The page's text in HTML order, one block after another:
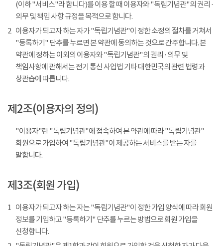
(이하 "서비스"라 합니다)를 이용 할 때 이용자와 "독립기념관"의 권리 ·
의무 및 책임 사항 규정을 목적으로 합니다.
2 이용자가 되고자 하는 자가 "독립기념관"이 정한 소정의 절차를 거쳐서
"등록하기" 단추를 누르면 본 약관에 동의하는 것으로 간주합니다. 본
약관에 정하는 이외의 이용자와 "독립기념관"의 권리 · 의무 및
책임사항에 관해서는 전기 통신 사업법 기타 대한민국의 관련 법령과
상관습에 따릅니다.
제2조(이용자의 정의)
"이용자"란 "독립기념관"에 접속하여 본 약관에 따라 "독립기념관"
회원으로 가입하여 "독립기념관"이 제공하는 서비스를 받는 자를
말합니다.
제3조(회원 가입)
1 이용자가 되고자 하는 자는 "독립기념관"이 정한 가입 양식에 따라 회원
정보를 기입하고 "등록하기" 단추를 누르는 방법으로 회원 가입을
신청합니다.